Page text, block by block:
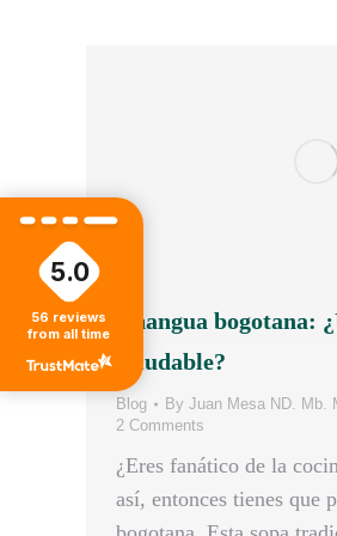
Changua bogotana:
saludable?
Blog By Juan Mesa ND. Mb.
2 Comments
¿Eres fanático de la
así, entonces tienes que
5.0
56 reviews
from all time